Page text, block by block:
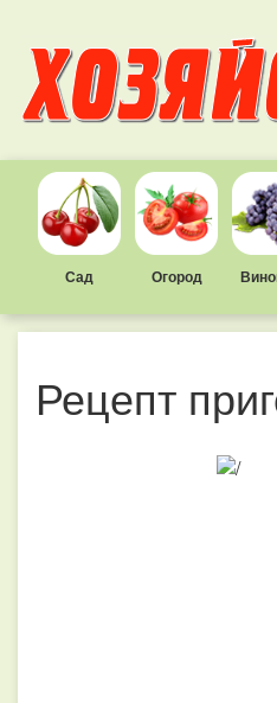
Сад Огород
Рецепт